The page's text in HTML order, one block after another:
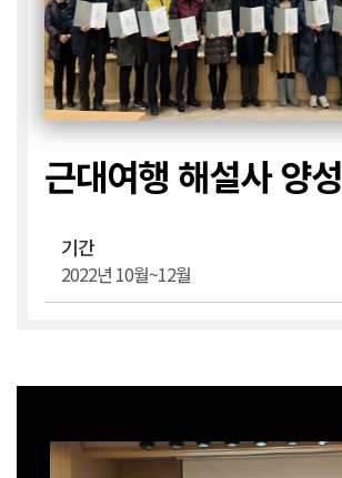
근대여행 해설사 양성
기간
2022년 10월~12월